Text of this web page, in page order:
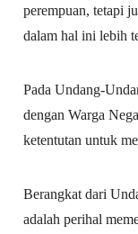
perempuan, tetapi
dalam hal ini lebih
Pada Undang-
dengan Warga
ketentutan untuk
Berangkat dari
adalah perihal